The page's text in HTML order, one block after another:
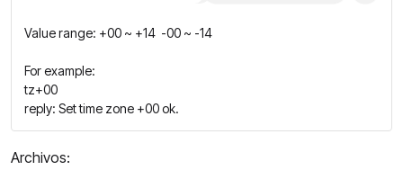
Value range: +00 ~ +14 -00 ~ -14
For example:
tz+00
reply: Set time zone +00 ok.
Archivos: